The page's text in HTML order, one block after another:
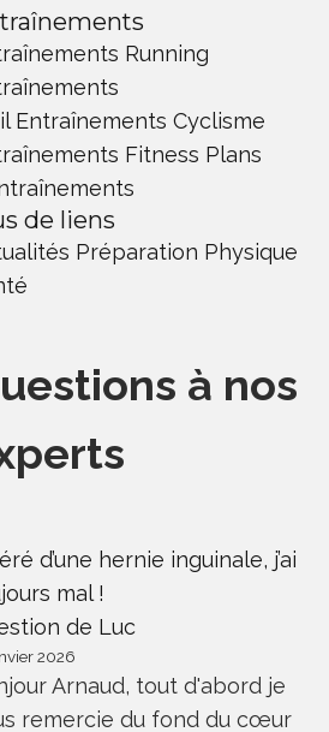
Running
Entraînements Cyclisme
Fitness Plans
de liens
Préparation Physique
à nos
d’une hernie inguinale, j’ai
mal !
de Luc
2026
Arnaud, tout d'abord je
remercie du fond du cœur